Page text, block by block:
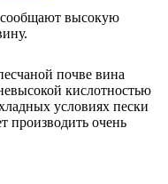
высокую
почве вина
кислотностью
условиях пески
производить очень